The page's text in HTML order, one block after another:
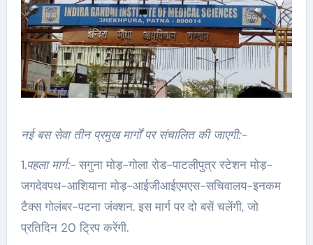
नई बस सेवा तीन प्रमुख मार्गों पर संचालित की जाएगी:-
1.पहला मार्ग:-सगुना मोड़-गोला रोड-पाटलीपुत्र स्टेशन मोड़-
जगदेवपथ-आशियाना मोड़-आईजीआईएमएस-सचिवालय-इनकम
टैक्स गोलंबर-पटना जंक्शन. इस मार्ग पर दो बसें चलेंगी, जो
प्रतिदिन 20 ट्रिप करेंगी.